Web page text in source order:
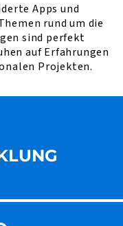
Apps und
rund um die
sind perfekt
auf Erfahrungen
Projekten.